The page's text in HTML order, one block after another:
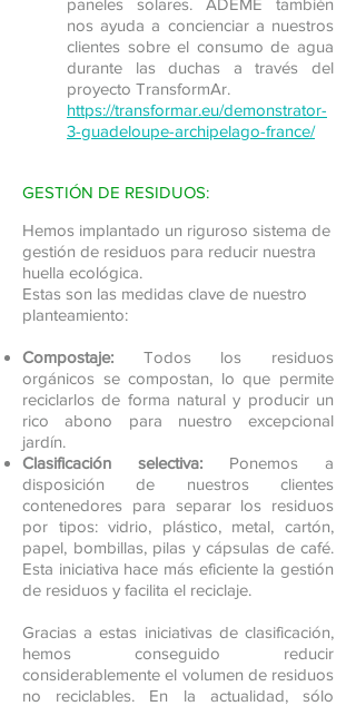
paneles solares. ADEME también
nos ayuda a concienciar a nuestros
clientes sobre el consumo de agua
durante las duchas a través del
proyecto TransformAr.
https://transformar.eu/demonstrator-
3-guadeloupe-archipelago-france/
GESTIÓN DE RESIDUOS:
Hemos implantado un riguroso sistema de
gestión de residuos para reducir nuestra
huella ecológica.
Estas son las medidas clave de nuestro
planteamiento:
Compostaje: Todos los residuos
orgánicos se compostan, lo que permite
reciclarlos de forma natural y producir un
rico abono para nuestro excepcional
jardín.
Clasificación selectiva: Ponemos a
disposición de nuestros clientes
contenedores para separar los residuos
por tipos: vidrio, plástico, metal, cartón,
papel, bombillas, pilas y cápsulas de café.
Esta iniciativa hace más eficiente la gestión
de residuos y facilita el reciclaje.
Gracias a estas iniciativas de clasificación,
hemos conseguido reducir
considerablemente el volumen de residuos
no reciclables. En la actualidad, sólo